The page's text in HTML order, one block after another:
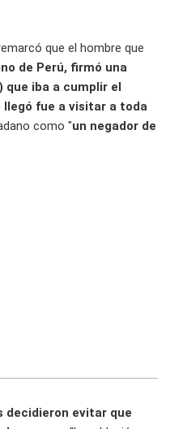
que el hombre que
de Perú, firmó una
iba a cumplir el
llegó fue a visitar a toda
como "un negador de
decidieron evitar que